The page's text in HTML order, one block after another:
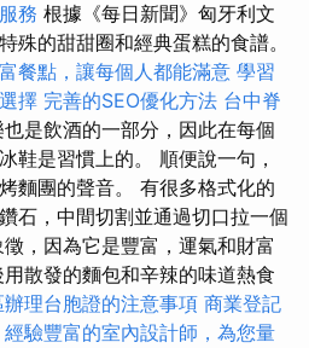
務 根據《每日新聞》匈牙利文
殊的甜甜圈和經典蛋糕的食譜。
餐點，讓每個人都能滿意 學習
擇 完善的SEO優化方法 台中脊
是飲酒的一部分，因此在每個
鞋是習慣上的。 順便說一句，
麵團的聲音。 有很多格式化的
石，中間切割並通過切口拉一個
，因為它是豐富，運氣和財富
散發的麵包和辛辣的味道熱食
辦理台胞證的注意事項 商業登記
經驗豐富的室內設計師，為您量